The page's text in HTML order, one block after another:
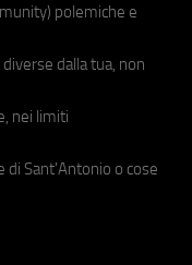
polemiche e
dalla tua, non
nei limiti
di Sant'Antonio o cose